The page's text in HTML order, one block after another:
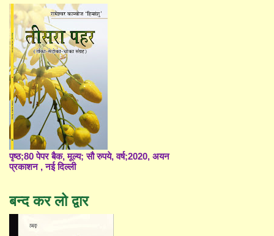
पृष्ठ;80 पेपर बैक, मूल्य; सौ रुपये, वर्ष;2020, अयन
प्रकाशन , नई दिल्ली
बन्द कर लो द्वार